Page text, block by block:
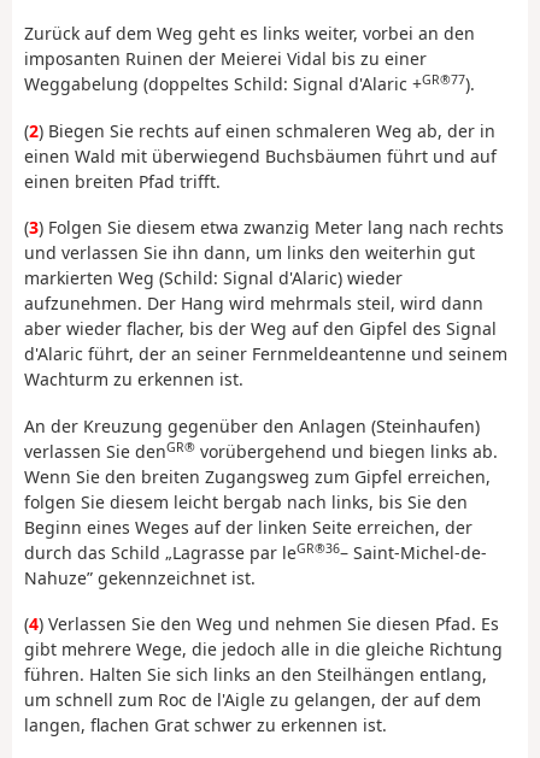
Zurück auf dem Weg geht es links weiter, vorbei an den
imposanten Ruinen der Meierei Vidal bis zu einer
Weggabelung (doppeltes Schild: Signal d'Alaric +GR®77).
(2) Biegen Sie rechts auf einen schmaleren Weg ab, der in
einen Wald mit überwiegend Buchsbäumen führt und auf
einen breiten Pfad trifft.
(3) Folgen Sie diesem etwa zwanzig Meter lang nach rechts
und verlassen Sie ihn dann, um links den weiterhin gut
markierten Weg (Schild: Signal d'Alaric) wieder
aufzunehmen. Der Hang wird mehrmals steil, wird dann
aber wieder flacher, bis der Weg auf den Gipfel des Signal
d'Alaric führt, der an seiner Fernmeldeantenne und seinem
Wachturm zu erkennen ist.
An der Kreuzung gegenüber den Anlagen (Steinhaufen)
verlassen Sie denGR® vorübergehend und biegen links ab.
Wenn Sie den breiten Zugangsweg zum Gipfel erreichen,
folgen Sie diesem leicht bergab nach links, bis Sie den
Beginn eines Weges auf der linken Seite erreichen, der
durch das Schild „Lagrasse par leGR®36– Saint-Michel-de-
Nahuze” gekennzeichnet ist.
(4) Verlassen Sie den Weg und nehmen Sie diesen Pfad. Es
gibt mehrere Wege, die jedoch alle in die gleiche Richtung
führen. Halten Sie sich links an den Steilhängen entlang,
um schnell zum Roc de l'Aigle zu gelangen, der auf dem
langen, flachen Grat schwer zu erkennen ist.